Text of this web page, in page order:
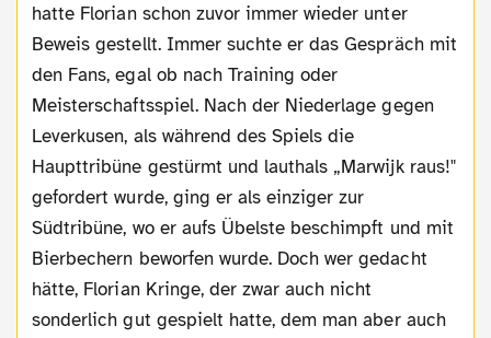
hatte Florian schon zuvor immer wieder unter
Beweis gestellt. Immer suchte er das Gespräch mit
den Fans, egal ob nach Training oder
Meisterschaftsspiel. Nach der Niederlage gegen
Leverkusen, als während des Spiels die
Haupttribüne gestürmt und lauthals „Marwijk raus!"
gefordert wurde, ging er als einziger zur
Südtribüne, wo er aufs Übelste beschimpft und mit
Bierbechern beworfen wurde. Doch wer gedacht
hätte, Florian Kringe, der zwar auch nicht
sonderlich gut gespielt hatte, dem man aber auch